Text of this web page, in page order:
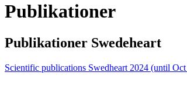
Publikationer
Publikationer Swedeheart
Scientific publications Swedheart 2024 (until